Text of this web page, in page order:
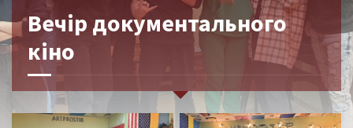
Вечір документального
кіно